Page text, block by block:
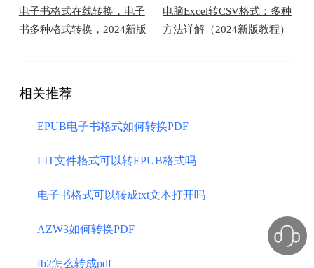
​电子书格式在线转换，电子
书多种格式转换，2024新版
​电脑Excel转CSV格式：多种
方法详解（2024新版教程）
相关推荐
EPUB电子书格式如何转换PDF
LIT文件格式可以转EPUB格式吗
电子书格式可以转成txt文本打开吗
​AZW3如何转换PDF
fb2怎么转成pdf